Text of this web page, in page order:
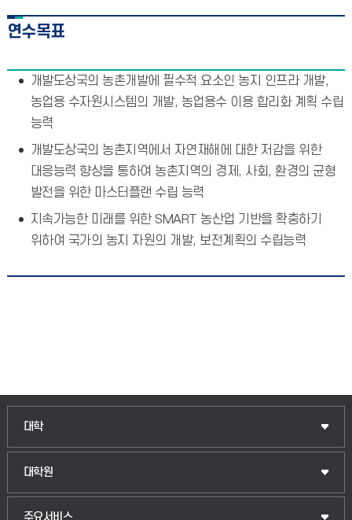
연수목표
개발도상국의 농촌개발에 필수적 요소인 농지 인프라 개발,
농업용 수자원시스템의 개발, 농업용수 이용 합리화 계획 수립
능력
개발도상국의 농촌지역에서 자연재해에 대한 저감을 위한
대응능력 향상을 통하여 농촌지역의 경제, 사회, 환경의 균형
발전을 위한 마스터플랜 수립 능력
지속가능한 미래를 위한 SMART 농산업 기반을 확충하기
위하여 국가의 농지 자원의 개발, 보전계획의 수립능력
대학
대학원
주요서비스